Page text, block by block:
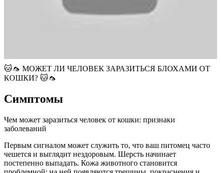
🐱🦟 МОЖЕТ ЛИ ЧЕЛОВЕК ЗАРАЗИТЬСЯ БЛОХАМИ ОТ
КОШКИ? 🐱🦟
Симптомы
Чем может заразиться человек от кошки: признаки
заболеваний
Первым сигналом может служить то, что ваш питомец часто
чешется и выглядит нездоровым. Шерсть начинает
постепенно выпадать. Кожа животного становится